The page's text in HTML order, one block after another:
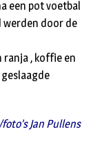
een pot voetbal
werden door de
ranja , koffie en
Jan Pullens